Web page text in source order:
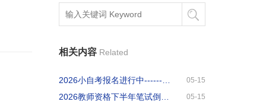
相关内容 Related
05-15
05-15